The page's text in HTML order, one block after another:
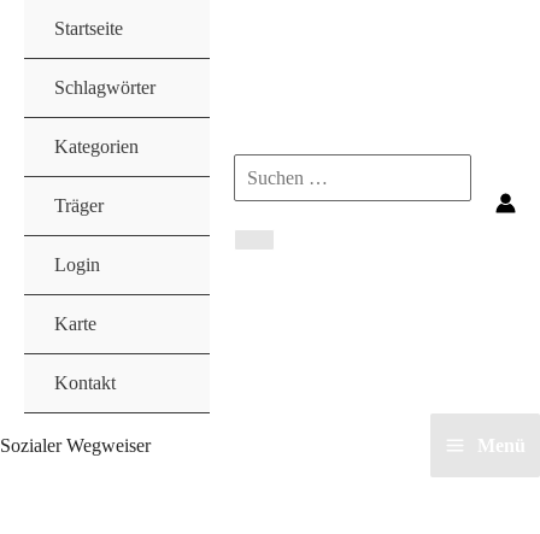
springen
Startseite
Schlagwörter
Kategorien
Träger
Login
Karte
Kontakt
Search
for:
Sozialer Wegweiser Menü